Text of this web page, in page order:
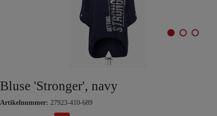
Bluse 'Stronger', navy
Artikelnummer: 27923-410-689